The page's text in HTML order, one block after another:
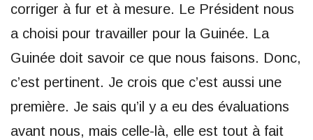
corriger à fur et à mesure. Le Président nous
a choisi pour travailler pour la Guinée. La
Guinée doit savoir ce que nous faisons. Donc,
c’est pertinent. Je crois que c’est aussi une
première. Je sais qu’il y a eu des évaluations
avant nous, mais celle-là, elle est tout à fait